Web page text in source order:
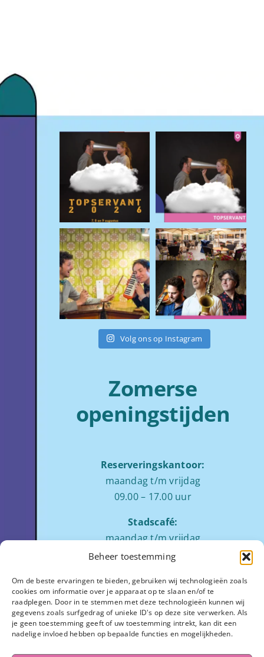
Beheer toestemming
Om de beste ervaringen te bieden, gebruiken wij technologieën zoals
cookies om informatie over je apparaat op te slaan en/of te
raadplegen. Door in te stemmen met deze technologieën kunnen wij
gegevens zoals surfgedrag of unieke ID's op deze site verwerken. Als
je geen toestemming geeft of uw toestemming intrekt, kan dit een
nadelige invloed hebben op bepaalde functies en mogelijkheden.
Volg ons op Instagram
Zomerse
openingstijden
Reserveringskantoor:
maandag t/m vrijdag
09.00 – 17.00 uur
Stadscafé:
maandag t/m vrijdag
tussen 09:00 – 17:00 uur
Zaalverhuur:
ochtend: 08.00 tot 12.00
middag: 13.00 tot 17.00
avond:op aanvraag
Stadhuisplein 7